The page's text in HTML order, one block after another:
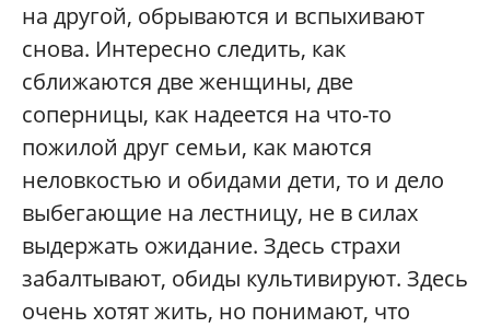
на другой, обрываются и вспыхивают
снова. Интересно следить, как
сближаются две женщины, две
соперницы, как надеется на что-то
пожилой друг семьи, как маются
неловкостью и обидами дети, то и дело
выбегающие на лестницу, не в силах
выдержать ожидание. Здесь страхи
забалтывают, обиды культивируют. Здесь
очень хотят жить, но понимают, что